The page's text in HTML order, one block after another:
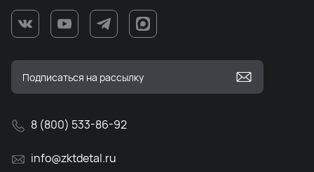
8 (800) 533-86-92
info@zktdetal.ru